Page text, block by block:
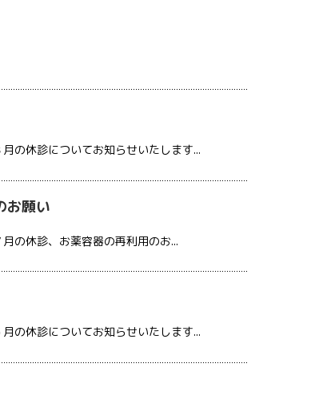
の休診についてお知らせいたします...
お願い
の休診、お薬容器の再利用のお...
の休診についてお知らせいたします...